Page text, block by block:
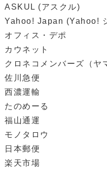
ASKUL (アスクル)
Yahoo! Japan (Yahoo!
オフィス・デポ
カウネット
クロネコメンバーズ（ヤ
佐川急便
西濃運輸
たのめーる
福山通運
モノタロウ
日本郵便
楽天市場